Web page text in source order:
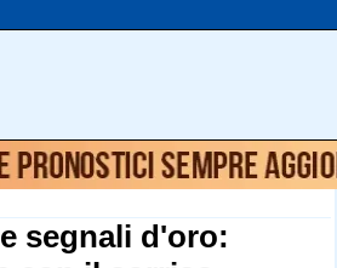
segnali d'oro: